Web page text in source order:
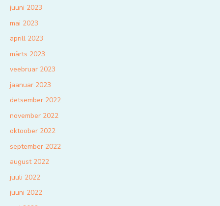
juuni 2023
mai 2023
aprill 2023
märts 2023
veebruar 2023
jaanuar 2023
detsember 2022
november 2022
oktoober 2022
september 2022
august 2022
juuli 2022
juuni 2022